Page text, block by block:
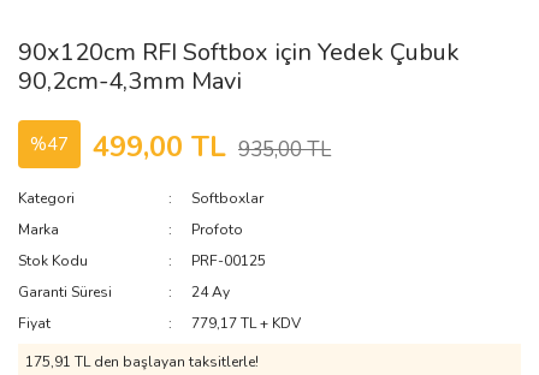
90x120cm RFI Softbox için Yedek Çubuk
90,2cm-4,3mm Mavi
%47 499,00 TL 935,00 TL
Kategori
Softboxlar
Marka
Profoto
Stok Kodu
PRF-00125
Garanti Süresi
24 Ay
Fiyat
779,17 TL + KDV
175,91 TL den başlayan taksitlerle!